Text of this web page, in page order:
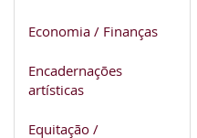
Economia / Finanças
Encadernações
artísticas
Equitação /